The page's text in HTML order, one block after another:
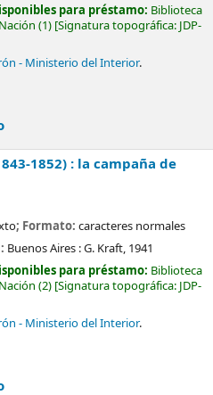
para préstamo: Biblioteca
(1) Signatura topográfica: JDP-
- Ministerio del Interior.
1852) : la campaña de
; Formato: caracteres normales
Buenos Aires :G. Kraft, 1941
para préstamo: Biblioteca
(2) Signatura topográfica: JDP-
- Ministerio del Interior.